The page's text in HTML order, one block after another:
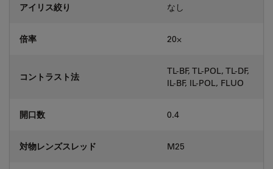
アイリス絞り なし
倍率 20⨉
コントラスト法
TL-BF, TL-POL, TL-DF,
IL-BF, IL-POL, FLUO
開口数 0.4
対物レンズスレッド M25